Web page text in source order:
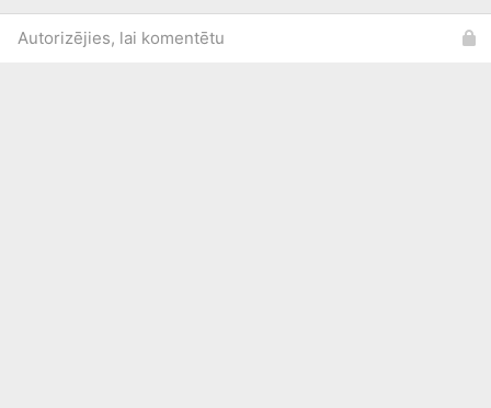
Autorizējies, lai komentētu